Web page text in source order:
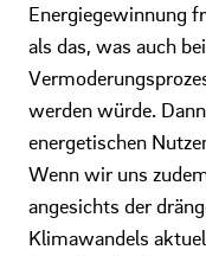
Energiegewinnung
als das, was auch
werden würde.
energetischen
Wenn wir uns
angesichts der
Klimawandels